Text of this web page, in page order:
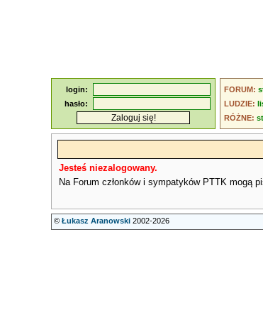
login:
hasło:
FORUM:
LUDZIE:
RÓŻNE:
Jesteś niezalogowany.
Na Forum członków i sympatyków PTTK mogą
© Łukasz Aranowski 2002-2026